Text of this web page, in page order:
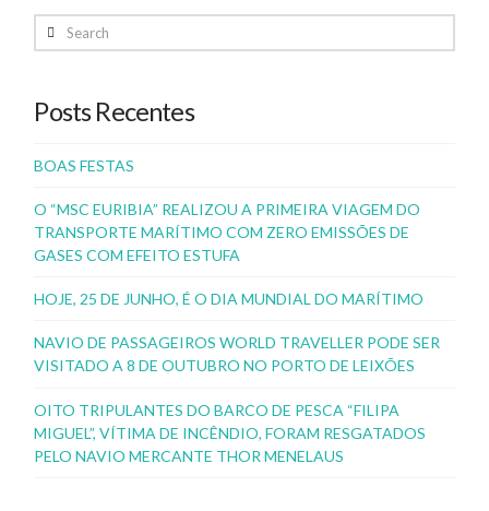
Search
Posts Recentes
BOAS FESTAS
O “MSC EURIBIA” REALIZOU A PRIMEIRA VIAGEM DO
TRANSPORTE MARÍTIMO COM ZERO EMISSÕES DE
GASES COM EFEITO ESTUFA
HOJE, 25 DE JUNHO, É O DIA MUNDIAL DO MARÍTIMO
NAVIO DE PASSAGEIROS WORLD TRAVELLER PODE SER
VISITADO A 8 DE OUTUBRO NO PORTO DE LEIXÕES
OITO TRIPULANTES DO BARCO DE PESCA “FILIPA
MIGUEL”, VÍTIMA DE INCÊNDIO, FORAM RESGATADOS
PELO NAVIO MERCANTE THOR MENELAUS